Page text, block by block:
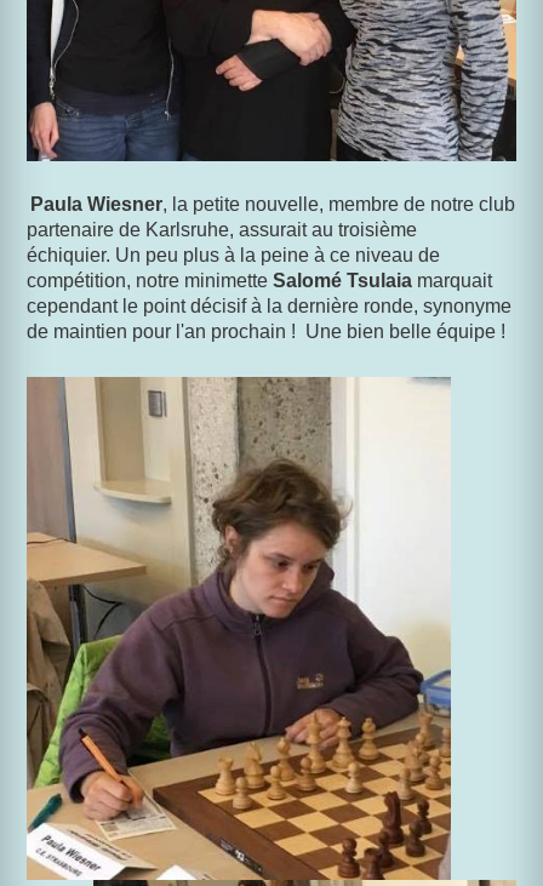
Paula Wiesner, la petite nouvelle, membre de notre club
partenaire de Karlsruhe, assurait au troisième
échiquier. Un peu plus à la peine à ce niveau de
compétition, notre minimette Salomé Tsulaia marquait
cependant le point décisif à la dernière ronde, synonyme
de maintien pour l'an prochain ! Une bien belle équipe !